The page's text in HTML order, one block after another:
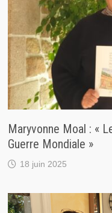
Maryvonne Moal : «
Guerre Mondiale »
18 juin 2025